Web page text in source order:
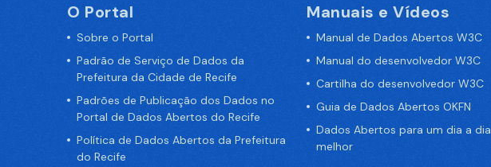
O Portal
Sobre o Portal
Padrão de Serviço de Dados da
Prefeitura da Cidade de Recife
Padrões de Publicação dos Dados no
Portal de Dados Abertos do Recife
Política de Dados Abertos da Prefeitura
do Recife
Manuais e Vídeos
Manual de Dados Abertos W3C
Manual do desenvolvedor W3C
Cartilha do desenvolvedor W3C
Guia de Dados Abertos OKFN
Dados Abertos para um dia a dia
melhor